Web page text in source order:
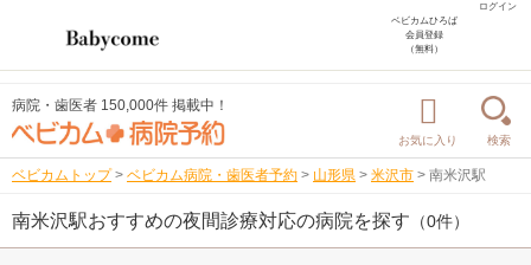
ログイン
ベビカムひろば
会員登録
（無料）
病院・歯医者 150,000件 掲載中！
お気に入り 検索
ベビカムトップ > ベビカム病院・歯医者予約 > 山形県 > 米沢市 > 南米沢駅
南米沢駅おすすめの夜間診療対応の病院を探す （0件）